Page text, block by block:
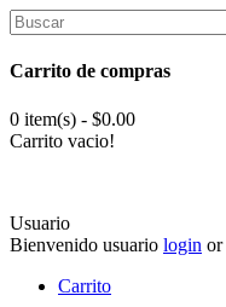
Carrito de compras
0 item(s) - $0.00
Carrito vacio!
Usuario
Bienvenido usuario login or
Carrito